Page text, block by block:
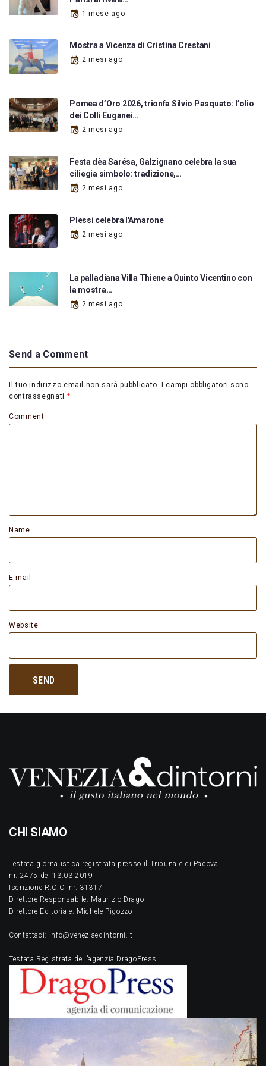
1 mese ago
Mostra a Vicenza di Cristina Crestani
2 mesi ago
Pomea d’Oro 2026, trionfa Silvio Pasquato: l’olio
dei Colli Euganei…
2 mesi ago
Festa dèa Sarésa, Galzignano celebra la sua
ciliegia simbolo: tradizione,…
2 mesi ago
Plessi celebra l'Amarone
2 mesi ago
La palladiana Villa Thiene a Quinto Vicentino con
la mostra…
2 mesi ago
Send a Comment
Il tuo indirizzo email non sarà pubblicato.
I campi obbligatori sono
contrassegnati *
Comment
Name
E-mail
Website
CHI SIAMO
Testata giornalistica registrata presso il Tribunale di Padova
nr. 2475 del 13.03.2019
Iscrizione R.O.C. nr. 31317
Direttore Responsabile: Maurizio Drago
Direttore Editoriale: Michele Pigozzo
Contattaci: info@veneziaedintorni.it
Testata Registrata dell’agenzia DragoPress